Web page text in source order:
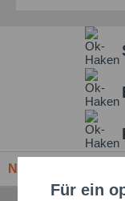
Newsletter
Funktionale
Für ein